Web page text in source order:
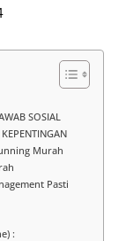
SOSIAL
Murah
Pasti
: